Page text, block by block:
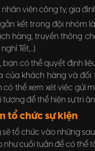
viên công ty, gia
kết trong đội nhóm
hàng, truyền thông
Tết,...)
có thể quyết định
khách hàng và đối
thể xem xét việc gửi
để thể hiện sự tri
tổ chức sự kiện
tổ chức vào những
như cuối tuần để có